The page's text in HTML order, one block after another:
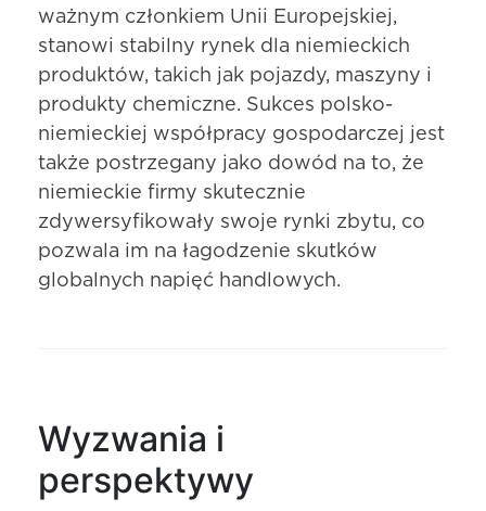
ważnym członkiem Unii Europejskiej,
stanowi stabilny rynek dla niemieckich
produktów, takich jak pojazdy, maszyny i
produkty chemiczne. Sukces polsko-
niemieckiej współpracy gospodarczej jest
także postrzegany jako dowód na to, że
niemieckie firmy skutecznie
zdywersyfikowały swoje rynki zbytu, co
pozwala im na łagodzenie skutków
globalnych napięć handlowych.
Wyzwania i
perspektywy